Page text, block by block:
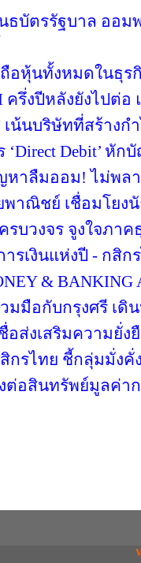
ธบัตรรัฐบาล ออ
อหุ้นทั้งหมดในธุร
ครึ่งปีหลังยังไปต่
น้นบริษัทที่สร้างก
Debit’ หั
าลืมออม! ไม่พล
พาณิชย์ เชื่อมโยง
รบวงจร จูงใจภา
รเงินแห่งปี - กสิ
& BANKING
มมือกับกรุงศรี เดิ
ส่งเสริมความยั่ง
กรไทย ชี้กลุ่มมั่งคั่
ส่งต่อสินทรัพย์มูลค่